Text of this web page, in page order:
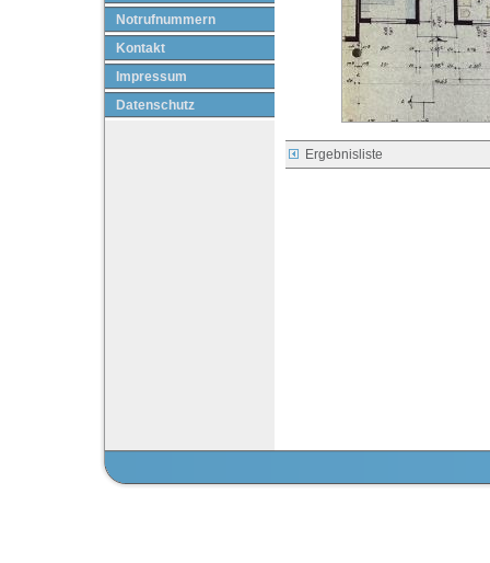
Notrufnummern
Kontakt
Impressum
Datenschutz
Ergebnisliste